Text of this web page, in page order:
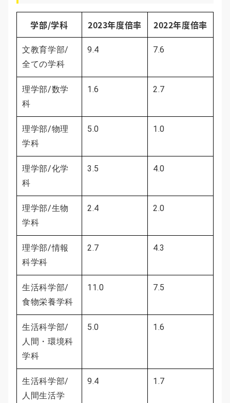
学部/学科 2023年度倍率 2022年度倍率
文教育学部/
全ての学科
9.4 7.6
理学部/数学
科
1.6 2.7
理学部/物理
学科
5.0 1.0
理学部/化学
科
3.5 4.0
理学部/生物
学科
2.4 2.0
理学部/情報
科学科
2.7 4.3
生活科学部/
食物栄養学科
11.0 7.5
生活科学部/
人間・環境科
学科
5.0 1.6
生活科学部/
人間生活学
9.4 1.7